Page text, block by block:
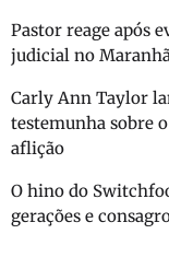
Pastor reage após
judicial no
Carly Ann Taylor
testemunha sobre
aflição
O hino do
gerações e